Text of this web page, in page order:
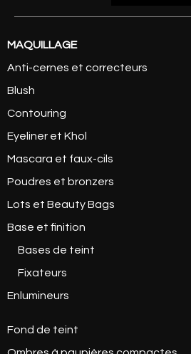
MAQUILLAGE
Anti-cernes et correcteurs
Blush
Contouring
Eyeliner et Khol
Mascara et faux-cils
Poudres et bronzers
Lots et Beauty Bags
Base et finition
Bases de teint
Fixateurs
Enlumineurs
Fond de teint